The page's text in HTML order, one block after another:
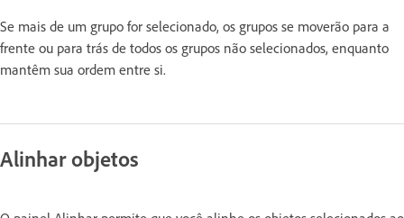
Se mais de um grupo for selecionado, os grupos se moverão para a
frente ou para trás de todos os grupos não selecionados, enquanto
mantêm sua ordem entre si.
Alinhar objetos